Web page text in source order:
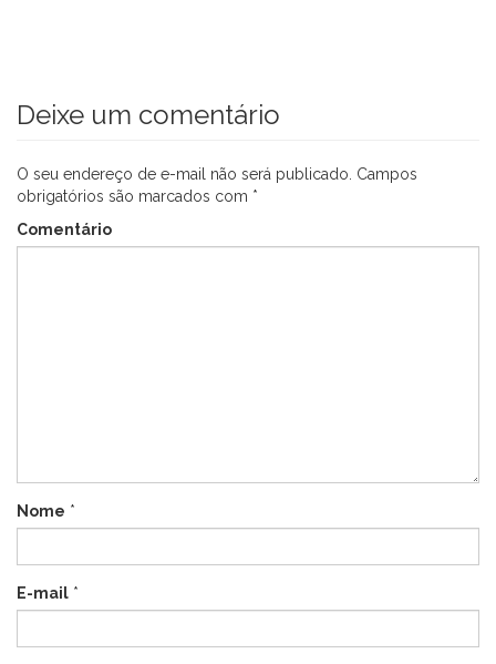
Deixe um comentário
O seu endereço de e-mail não será publicado. Campos
obrigatórios são marcados com *
Comentário
Nome *
E-mail *